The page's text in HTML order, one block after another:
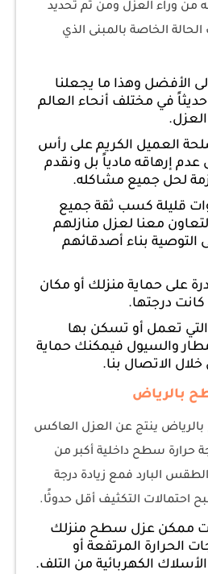
من وراء العزل ومن ثم تحديد
الحالة الخاصة بالمبنى الذي
الأفضل وهذا ما يجعلنا
في مختلف أنحاء العالم
العميل الكريم على رأس
عدم إرهاقه مادياً بل ونقدم
لحل جميع مشاكله.
قليلة كسب ثقة جميع
معنا لعزل منازلهم
بناء أصدقائهم
على حماية منزلك أو مكان
درجتها.
التي تعمل أو تسكن بها
والسيول فيمكنك حماية
الاتصال بنا.
بالرياض
ينتج عن العزل العاكس
سطح داخلية أكبر من
الطقس البارد فمع زيادة درجة
احتمالات التكثيف أقل حدوثًا.
ممكن عزل سطح منزلك
الحرارة المرتفعة أو
الكهربائية من التلف.